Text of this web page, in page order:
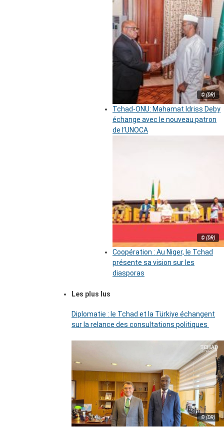
© (DR)
Tchad-ONU: Mahamat Idriss Deby
échange avec le nouveau patron
de l’UNOCA
© (DR)
Coopération : Au Niger, le Tchad
présente sa vision sur les
diasporas
Les plus lus
Diplomatie : le Tchad et la Türkiye échangent
sur la relance des consultations politiques
© (DR)